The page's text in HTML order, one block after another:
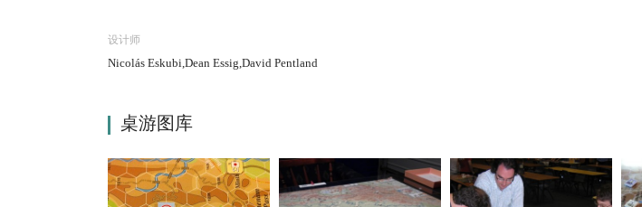
设计师
Nicolás Eskubi,Dean Essig,David Pentland
桌游图库